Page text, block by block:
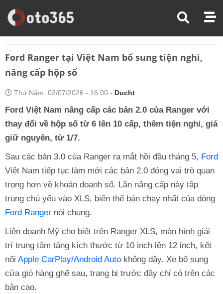
Trang Chủ
Thị Trường Xe
Ford Ranger tại Việt Nam bổ sung tiện nghi,
nâng cấp hộp số
Thứ Năm, 02/07/2026 - 16:00 - Ducht
Ford Việt Nam nâng cấp các bản 2.0 của Ranger với
thay đổi về hộp số từ 6 lên 10 cấp, thêm tiện nghi, giá
giữ nguyên, từ 1/7.
Sau các bản 3.0 của Ranger ra mắt hồi đầu tháng 5, Ford
Việt Nam tiếp tục làm mới các bản 2.0 đóng vai trò quan
trọng hơn về khoản doanh số. Lần nâng cấp này tập
trung chủ yếu vào XLS, biến thể bán chạy nhất của dòng
Ford Ranger nói chung.
Liên doanh Mỹ cho biết trên Ranger XLS, màn hình giải
trí trung tâm tăng kích thước từ 10 inch lên 12 inch, kết
nối Apple CarPlay/Android Auto không dây. Xe bổ sung
cửa gió hàng ghế sau, trang bị trước đây chỉ có trên các
bản cao.